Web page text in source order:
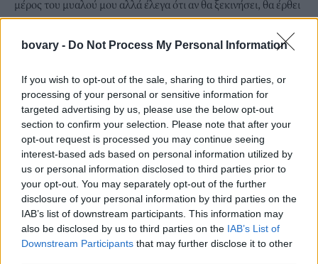
bovary - Do Not Process My Personal Information
If you wish to opt-out of the sale, sharing to third parties, or
processing of your personal or sensitive information for
targeted advertising by us, please use the below opt-out
section to confirm your selection. Please note that after your
opt-out request is processed you may continue seeing
interest-based ads based on personal information utilized by
us or personal information disclosed to third parties prior to
your opt-out. You may separately opt-out of the further
disclosure of your personal information by third parties on the
IAB’s list of downstream participants. This information may
also be disclosed by us to third parties on the IAB’s List of
Downstream Participants that may further disclose it to other
μέρος του μυαλού μου αλλά έλεγα ότι αν θα ξεκινήσει, θα έρθει
από μόνο του, όπως και ήρθε τελικά και μετά ξεκίνησε πάρα
πολύ γρήγορα» έχει δηλώσει η Σοφία Χρυσοχοΐδου σε
Δείτε εδώ: